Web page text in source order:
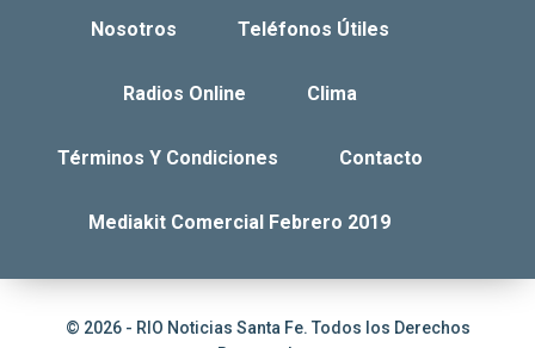
Nosotros Teléfonos Útiles
Radios Online Clima
Términos Y Condiciones Contacto
Mediakit Comercial Febrero 2019
© 2026 - RIO Noticias Santa Fe. Todos los Derechos